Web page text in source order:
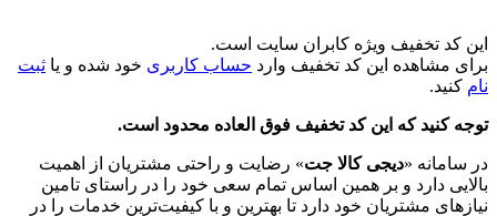
این کد تخفیف ویژه کابران سایت است.
برای مشاهده این کد تخفیف وارد حساب کاربری خود شده و یا ثبت
نام کنید.
توجه کنید که این کد تخفیف فوق العاده محدود است.
در سامانه «دیجی کالا جت» رضایت و راحتی مشتریان از اهمیت
بالایی دارد و بر همین اساس تمام سعی خود را در راستای تامین
نیازهای مشتریان خود دارد تا بهترین و با کیفیت‌ترین خدمات را در